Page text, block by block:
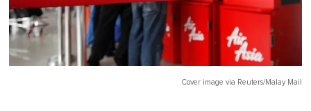
Cover image via Reuters/Malay Mail